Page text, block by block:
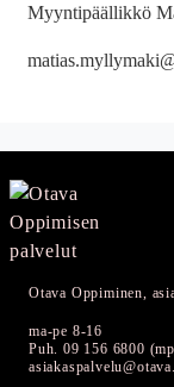
Myyntipäällikkö
Otava Oppiminen,
ma-pe 8-16
Puh. 09 156 6800